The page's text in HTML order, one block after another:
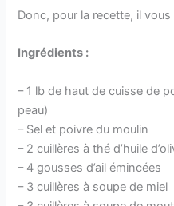
Donc, pour la recette, il vous
Ingrédients :
– 1 lb de haut de cuisse de
peau)
– Sel et poivre du moulin
– 2 cuillères à thé d’huile
– 4 gousses d’ail émincées
– 3 cuillères à soupe de miel